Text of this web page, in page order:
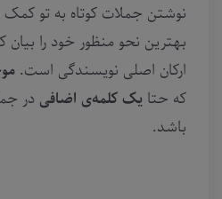
نوشتن جملات کوتاه به تو کمک
بهترین نحو منظور خود را
ارکان اصلی نویسندگی است.
که حتا یک کلمه‌ی اضافی در
باشد.